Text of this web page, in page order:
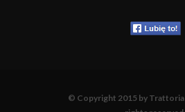
rights reserved.